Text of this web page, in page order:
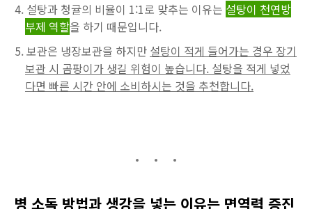
설탕과 청귤의 비율이 1:1로 맞추는 이유는 설탕이 천연방
부제 역할을 하기 때문입니다.
보관은 냉장보관을 하지만 설탕이 적게 들어가는 경우 장기
보관 시 곰팡이가 생길 위험이 높습니다. 설탕을 적게 넣었
다면 빠른 시간 안에 소비하시는 것을 추천합니다.
병 소독 방법과 생강을 넣는 이유는 면역력 증진